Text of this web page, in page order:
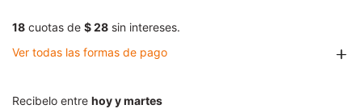
18 cuotas de $ 28 sin intereses.
Ver todas las formas de pago
Recibelo entre hoy y martes